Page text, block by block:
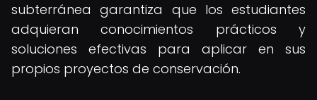
subterránea garantiza que los estudiantes
adquieran conocimientos prácticos y
soluciones efectivas para aplicar en sus
propios proyectos de conservación.